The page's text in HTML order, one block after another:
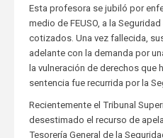
Esta profesora se jubiló por
medio de FEUSO, a la
cotizados. Una vez fallecida,
adelante con la demanda por
la vulneración de derechos que
sentencia fue recurrida por la
Recientemente el Tribunal
desestimado el recurso de
Tesorería General de la